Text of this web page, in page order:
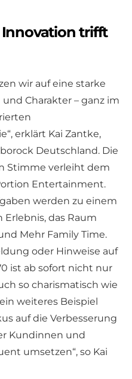
trifft
wir auf eine starke
Charakter – ganz im
erklärt Kai Zantke,
Deutschland. Die
Stimme verleiht dem
Entertainment.
werden zu einem
das Raum
Mehr Family Time.
oder Hinweise auf
ist ab sofort nicht nur
so charismatisch wie
weiteres Beispiel
auf die Verbesserung
Kundinnen und
umsetzen“, so Kai